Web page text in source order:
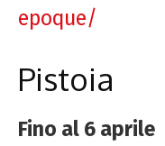
epoque/
Pistoia
Fino al 6 aprile